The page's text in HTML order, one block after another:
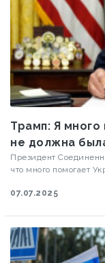
Трамп: Я много
не должна
Президент
что много помогает
07.07.2025